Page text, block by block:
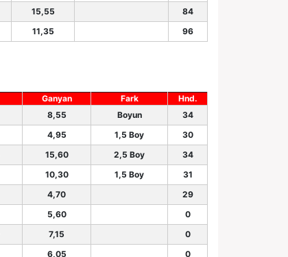
15,55
84
11,35 96
Ganyan Fark
Hnd.
8,55 Boyun
34
4,95 1,5 Boy
30
15,60 2,5 Boy
34
10,30 1,5 Boy
31
4,70
29
5,60
0
7,15
0
6,05
0